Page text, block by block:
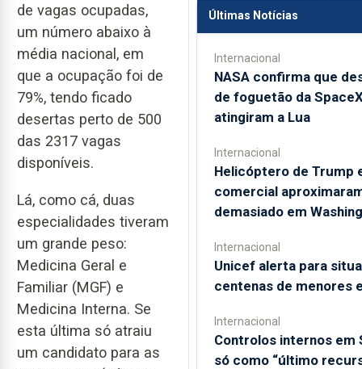
de vagas ocupadas,
um número abaixo à
média nacional, em
que a ocupação foi de
79%, tendo ficado
desertas perto de 500
das 2317 vagas
disponíveis.
Lá, como cá, duas
especialidades tiveram
um grande peso:
Medicina Geral e
Familiar (MGF) e
Medicina Interna. Se
esta última só atraiu
um candidato para as
Últimas Notícias
Internacional
NASA confirma que
de foguetão da
atingiram a Lua
Internacional
Helicóptero de Trump
comercial
demasiado em
Internacional
Unicef alerta para
centenas de menores
Internacional
Controlos internos em
só como “último